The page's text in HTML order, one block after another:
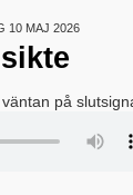
10 MAJ 2026
på